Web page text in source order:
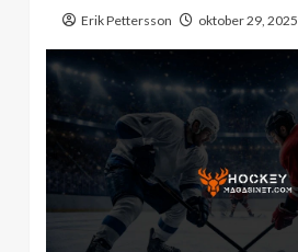
Erik Pettersson oktober 29, 2025